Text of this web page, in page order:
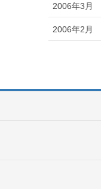
2006年3月
2006年2月